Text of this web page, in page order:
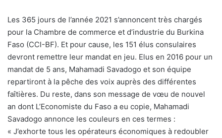
Les 365 jours de l’année 2021 s’annoncent très chargés
pour la Chambre de commerce et d’industrie du Burkina
Faso (CCI-BF). Et pour cause, les 151 élus consulaires
devront remettre leur mandat en jeu. Elus en 2016 pour un
mandat de 5 ans, Mahamadi Savadogo et son équipe
repartiront à la pêche des voix auprès des différentes
faîtières. Du reste, dans son message de vœu de nouvel
an dont L’Economiste du Faso a eu copie, Mahamadi
Savadogo annonce les couleurs en ces termes :
« J’exhorte tous les opérateurs économiques à redoubler